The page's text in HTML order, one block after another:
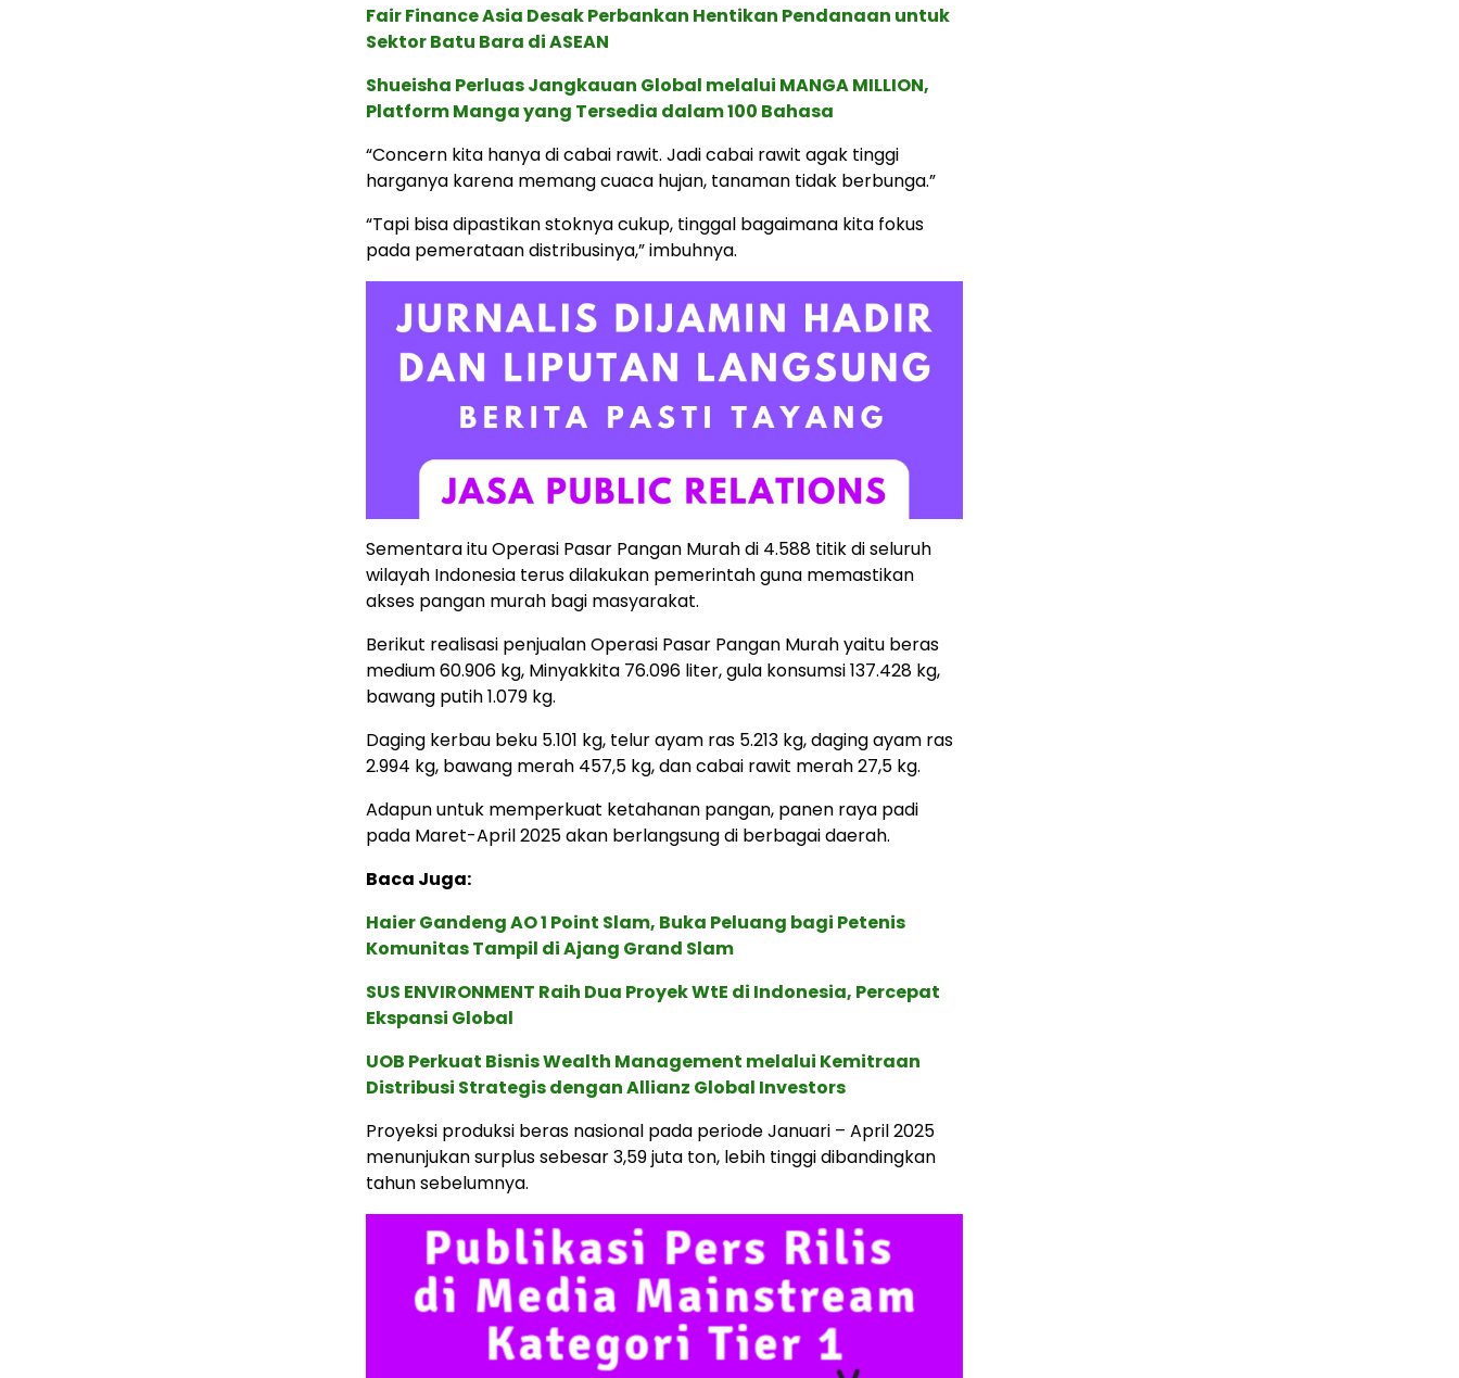
Fair Finance Asia Desak Perbankan Hentikan Pendanaan untuk
Sektor Batu Bara di ASEAN
Shueisha Perluas Jangkauan Global melalui MANGA MILLION,
Platform Manga yang Tersedia dalam 100 Bahasa
“Concern kita hanya di cabai rawit. Jadi cabai rawit agak tinggi
harganya karena memang cuaca hujan, tanaman tidak berbunga.”
“Tapi bisa dipastikan stoknya cukup, tinggal bagaimana kita fokus
pada pemerataan distribusinya,” imbuhnya.
Sementara itu Operasi Pasar Pangan Murah di 4.588 titik di seluruh
wilayah Indonesia terus dilakukan pemerintah guna memastikan
akses pangan murah bagi masyarakat.
Berikut realisasi penjualan Operasi Pasar Pangan Murah yaitu beras
medium 60.906 kg, Minyakkita 76.096 liter, gula konsumsi 137.428 kg,
bawang putih 1.079 kg.
Daging kerbau beku 5.101 kg, telur ayam ras 5.213 kg, daging ayam ras
2.994 kg, bawang merah 457,5 kg, dan cabai rawit merah 27,5 kg.
Adapun untuk memperkuat ketahanan pangan, panen raya padi
pada Maret-April 2025 akan berlangsung di berbagai daerah.
Baca Juga:
Haier Gandeng AO 1 Point Slam, Buka Peluang bagi Petenis
Komunitas Tampil di Ajang Grand Slam
SUS ENVIRONMENT Raih Dua Proyek WtE di Indonesia, Percepat
Ekspansi Global
UOB Perkuat Bisnis Wealth Management melalui Kemitraan
Distribusi Strategis dengan Allianz Global Investors
Proyeksi produksi beras nasional pada periode Januari – April 2025
menunjukan surplus sebesar 3,59 juta ton, lebih tinggi dibandingkan
tahun sebelumnya.